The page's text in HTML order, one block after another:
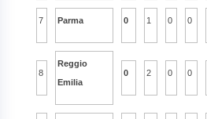
7 Parma 0 1 0 0
8
Reggio
Emilia
0 2 0 0